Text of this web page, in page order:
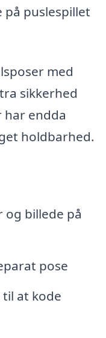
puslespillet
med
sikkerhed
har endda
holdbarhed.
og billede på
pose
at kode